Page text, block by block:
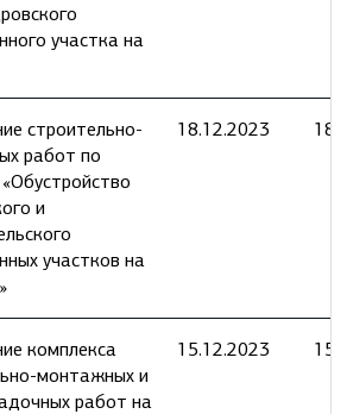
участка на
строительно-
работ по
и
участков на
18.12.2023
комплекса
монтажных и
работ на
15.12.2023